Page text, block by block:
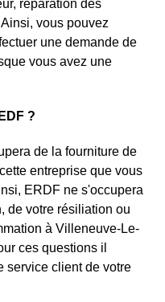
réparation des
vous pouvez
une demande de
vous avez une
?
de la fourniture de
entreprise que vous
ERDF ne s'occupera
de votre résiliation ou
à Villeneuve-Le-
ces questions il
service client de votre